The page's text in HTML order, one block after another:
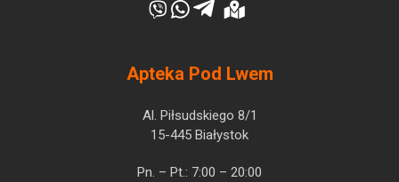
Apteka Pod Lwem
Al. Piłsudskiego 8/1
15-445 Białystok
Pn. – Pt.: 7:00 – 20:00